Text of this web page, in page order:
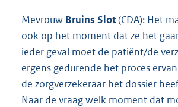
Mevrouw Bruins Slot(CDA): Het
ook op het moment dat ze het
ieder geval moet de patiënt/de
ergens gedurende het proces
de zorgverzekeraar het dossier
Naar de vraag welk moment dat